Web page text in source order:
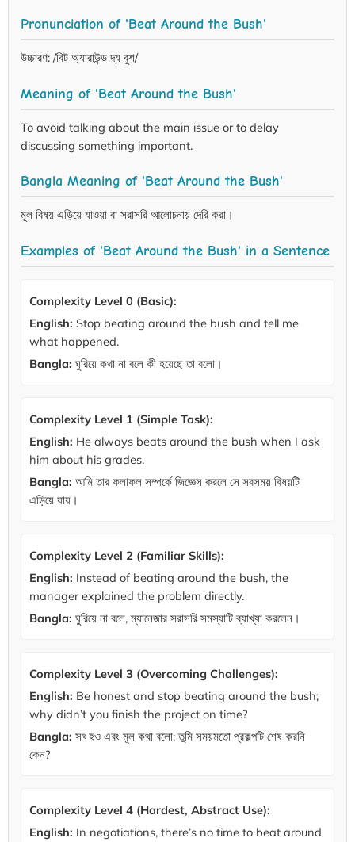
Pronunciation of 'Beat Around the Bush'
উচ্চারণ: /বিট অ্যারাউন্ড দ্য বুশ/
Meaning of 'Beat Around the Bush'
To avoid talking about the main issue or to delay
discussing something important.
Bangla Meaning of 'Beat Around the Bush'
মূল বিষয় এড়িয়ে যাওয়া বা সরাসরি আলোচনায় দেরি করা।
Examples of 'Beat Around the Bush' in a Sentence
Complexity Level 0 (Basic):
English: Stop beating around the bush and tell me
what happened.
Bangla: ঘুরিয়ে কথা না বলে কী হয়েছে তা বলো।
Complexity Level 1 (Simple Task):
English: He always beats around the bush when I ask
him about his grades.
Bangla: আমি তার ফলাফল সম্পর্কে জিজ্ঞেস করলে সে সবসময় বিষয়টি
এড়িয়ে যায়।
Complexity Level 2 (Familiar Skills):
English: Instead of beating around the bush, the
manager explained the problem directly.
Bangla: ঘুরিয়ে না বলে, ম্যানেজার সরাসরি সমস্যাটি ব্যাখ্যা করলেন।
Complexity Level 3 (Overcoming Challenges):
English: Be honest and stop beating around the bush;
why didn’t you finish the project on time?
Bangla: সৎ হও এবং মূল কথা বলো; তুমি সময়মতো প্রকল্পটি শেষ করনি
কেন?
Complexity Level 4 (Hardest, Abstract Use):
English: In negotiations, there’s no time to beat around